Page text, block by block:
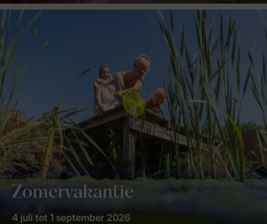
Zomervakantie
4 juli tot 1 september 2026